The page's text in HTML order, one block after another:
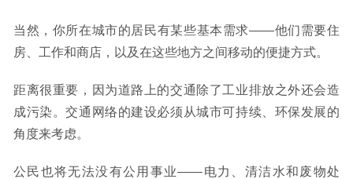
当然，你所在城市的居民有某些基本需求——他们需要住
房、工作和商店，以及在这些地方之间移动的便捷方式。
距离很重要，因为道路上的交通除了工业排放之外还会造
成污染。交通网络的建设必须从城市可持续、环保发展的
角度来考虑。
公民也将无法没有公用事业——电力、清洁水和废物处